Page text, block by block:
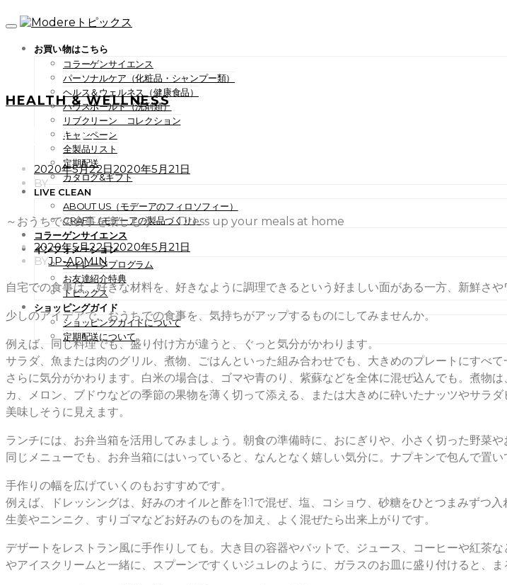
お買い物はこちら
コラーゲンサイエンス
パーソナルケア（化粧品・シャンプー類）
ヘルス＆ウェルネス（健康食品）
ハウスホールド（洗剤類）
リブクリーン コレクション
キャンペーン
全製品リスト
定期配送
カタログ&ギフト
LIVE CLEAN
ABOUT US（モデーアのフィロソフィー）
CRAFT（モデーアの製品づくり）
コラーゲンサイエンス
インフォメーション
マイレージプログラム
お友達紹介特典
トピックス
ショッピングガイド
ショッピングガイドについて
定期配送について
HEALTH & WELLNESS
～おうちでの食事を楽しもう～ Dress up
POSTED
ON
2020年5月22日2020年5月21日
BY
～おうちでの食事を楽しもう～ Dress up your meals at home
POSTED
ON
2020年5月22日2020年5月21日
BYJP-ADMIN
自宅での食事は、好きな材料を、好きなように調理できるという好ましい面がある一方、新鮮さ
少しのアイデアで、おうちでの食事を、気持ちがアップするものにしてみませんか。
例えば、同じ料理でも、盛り付け方が違うと、ぐっと気分がかわります。
サラダ、魚または肉のグリル、煮物、ごはんといった組み合わせでも、大きめのプレートにすべ
さらに気分がかわります。白米の場合は、ゴマや青のり、紫蘇などを全体に混ぜ込んでも。煮物
カ、メロン、ブドウなどの季節の果物を薄く切って添える、または大きめに砕いたナッツやサラ
美味しそうに見えます。
ランチには、お弁当箱を活用してみましょう。朝食の準備時に、おにぎりや、小さく切った野菜
同じメニューでも、お弁当箱にはいっていると、なんとなく嬉しい気分に。ナプキンで包んで置い
手作りの幅を広げていくのもおすすめです。
例えば、ドレッシングは、好みのオイルと酢を1:1で混ぜ、塩、コショウ、砂糖をひとつまみずつ
生姜やニンニク、すりゴマなどお好みのものを加え、よく混ぜたら出来上がりです。
デザートをレストラン風に手作りしても。大き目の容器やバットで、ジュース、コーヒーや紅茶
やアイスクリームと一緒に、スプーンですくいジュレのように、ガラスのお皿に盛り付けると、ま